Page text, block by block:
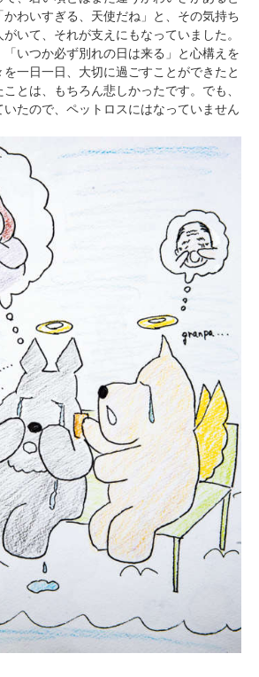
わいすぎる、天使だね」と、その気持ち
いて、それが支えにもなっていました。
いつか必ず別れの日は来る」と心構えを
を一日一日、大切に過ごすことができたと
とは、もちろん悲しかったです。でも、
たので、ペットロスにはなっていません